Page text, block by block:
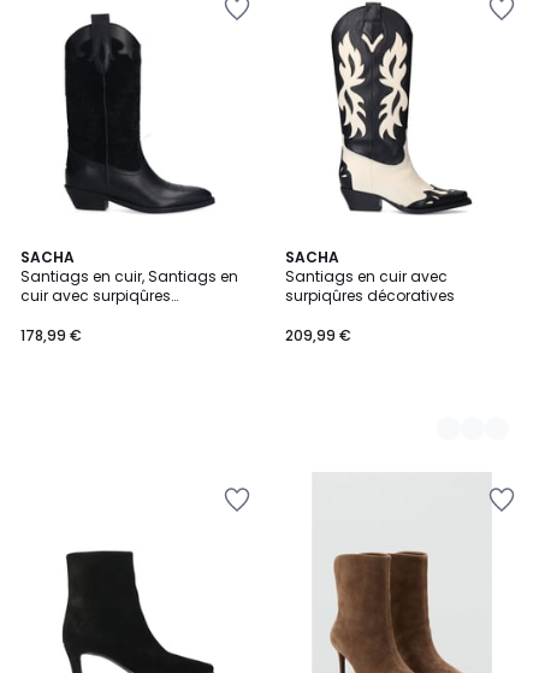
SACHA
Santiags en cuir, Santiags en
cuir avec surpiqûres
178,99 €
SACHA
Santiags en cuir avec
surpiqûres décoratives
209,99 €
2
Couleurs